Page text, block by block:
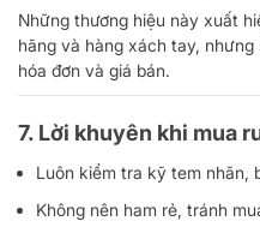
Những thương hiệu này xuất
hãng và hàng xách tay,
hóa đơn và giá bán.
7. Lời khuyên khi mua
Luôn kiểm tra kỹ tem nhãn,
Không nên ham rẻ, tránh